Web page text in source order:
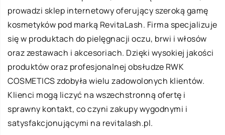
prowadzi sklep internetowy oferujący szeroką gamę
kosmetyków pod marką RevitaLash. Firma specjalizuje
się w produktach do pielęgnacji oczu, brwi i włosów
oraz zestawach i akcesoriach. Dzięki wysokiej jakości
produktów oraz profesjonalnej obsłudze RWK
COSMETICS zdobyła wielu zadowolonych klientów.
Klienci mogą liczyć na wszechstronną ofertę i
sprawny kontakt, co czyni zakupy wygodnymi i
satysfakcjonującymi na revitalash.pl.